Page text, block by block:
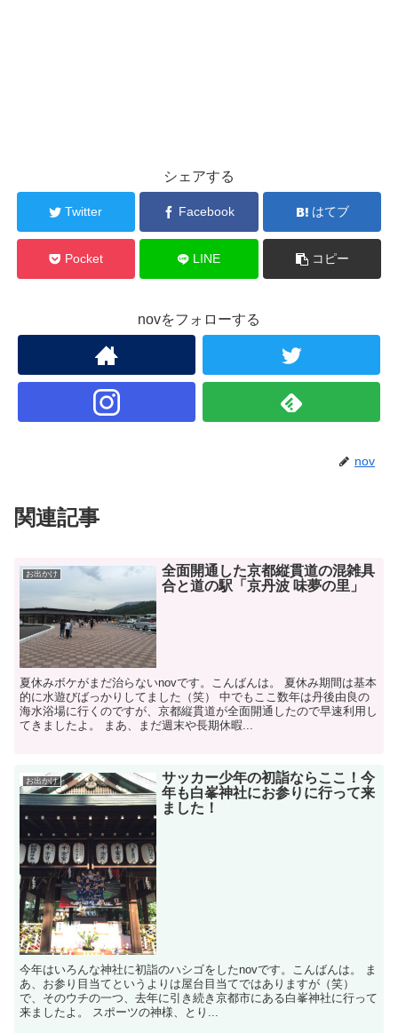
シェアする
Twitter Facebook はてブ
Pocket LINE コピー
novをフォローする
nov
関連記事
お出かけ
全面開通した京都縦貫道の混雑具
合と道の駅「京丹波 味夢の里」
夏休みボケがまだ治らないnovです。こんばんは。 夏休み期間は基本
的に水遊びばっかりしてました（笑） 中でもここ数年は丹後由良の
海水浴場に行くのですが、京都縦貫道が全面開通したので早速利用し
てきましたよ。 まあ、まだ週末や長期休暇...
お出かけ
サッカー少年の初詣ならここ！今
年も白峯神社にお参りに行って来
ました！
今年はいろんな神社に初詣のハシゴをしたnovです。こんばんは。 ま
あ、お参り目当てというよりは屋台目当てではありますが（笑）
で、そのウチの一つ、去年に引き続き京都市にある白峯神社に行って
来ましたよ。 スポーツの神様、とり...